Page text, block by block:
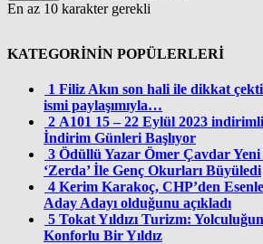
En az 10 karakter gerekli
KATEGORİNİN POPÜLERLERİ
1 Filiz Akın son hali ile dikkat çekti!
ismi paylaşımıyla…
2 A101 15 – 22 Eylül 2023 indirimli
İndirim Günleri Başlıyor
3 Ödüllü Yazar Ömer Çavdar Yeni
‘Zerda’ İle Genç Okurları Büyüledi
4 Kerim Karakoç, CHP’den
Aday Adayı olduğunu açıkladı
5 Tokat Yıldızı Turizm:
Konforlu Bir Yıldız